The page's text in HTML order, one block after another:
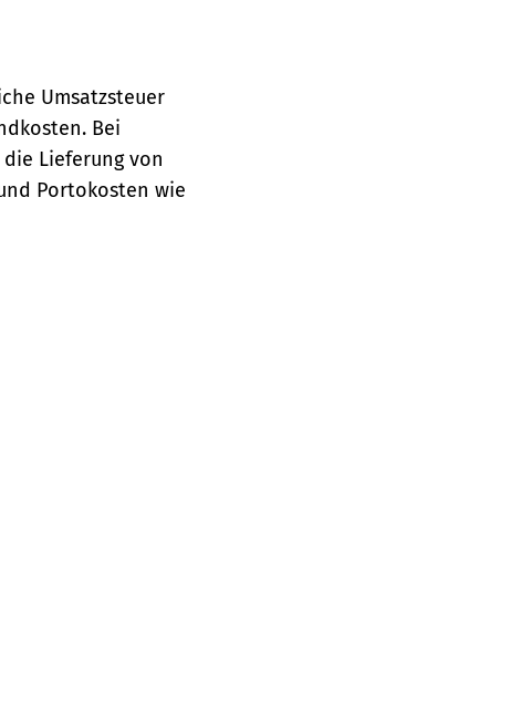
Umsatzsteuer
Bei
die Lieferung von
Portokosten wie